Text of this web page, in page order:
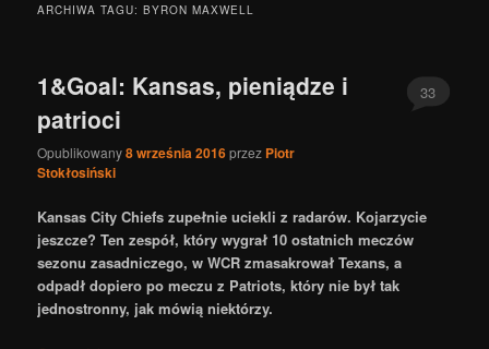
ARCHIWA TAGU:BYRON MAXWELL
1&Goal: Kansas, pieniądze i
patrioci
Opublikowany8 września 2016przez Piotr
Stokłosiński
33
Kansas City Chiefs zupełnie uciekli z radarów. Kojarzycie
jeszcze? Ten zespół, który wygrał 10 ostatnich meczów
sezonu zasadniczego, w WCR zmasakrował Texans, a
odpadł dopiero po meczu z Patriots, który nie był tak
jednostronny, jak mówią niektórzy.